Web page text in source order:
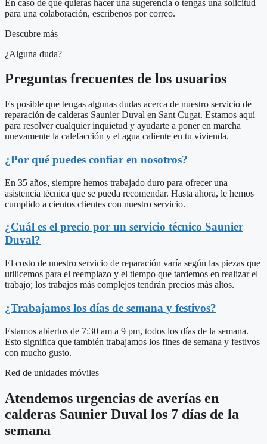
En caso de que quieras hacer una sugerencia o tengas una solicitud
para una colaboración, escribenos por correo.
Descubre más
¿Alguna duda?
Preguntas frecuentes de los usuarios
Es posible que tengas algunas dudas acerca de nuestro servicio de
reparación de calderas Saunier Duval en Sant Cugat. Estamos aquí
para resolver cualquier inquietud y ayudarte a poner en marcha
nuevamente la calefacción y el agua caliente en tu vivienda.
¿Por qué puedes confiar en nosotros?
En 35 años, siempre hemos trabajado duro para ofrecer una
asistencia técnica que se pueda recomendar. Hasta ahora, le hemos
cumplido a cientos clientes con nuestro servicio.
¿Cuál es el precio por un servicio técnico Saunier
Duval?
El costo de nuestro servicio de reparación varía según las piezas que
utilicemos para el reemplazo y el tiempo que tardemos en realizar el
trabajo; los trabajos más complejos tendrán precios más altos.
¿Trabajamos los días de semana y festivos?
Estamos abiertos de 7:30 am a 9 pm, todos los días de la semana.
Esto significa que también trabajamos los fines de semana y festivos
con mucho gusto.
Red de unidades móviles
Atendemos urgencias de averías en
calderas Saunier Duval los 7 días de la
semana